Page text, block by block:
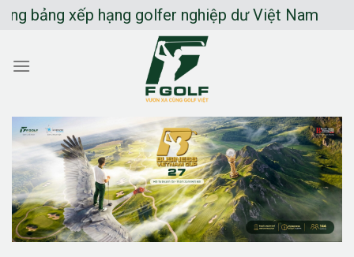
Chuyển
dung
xếp hạng golfer nghiệp dư Việt Nam